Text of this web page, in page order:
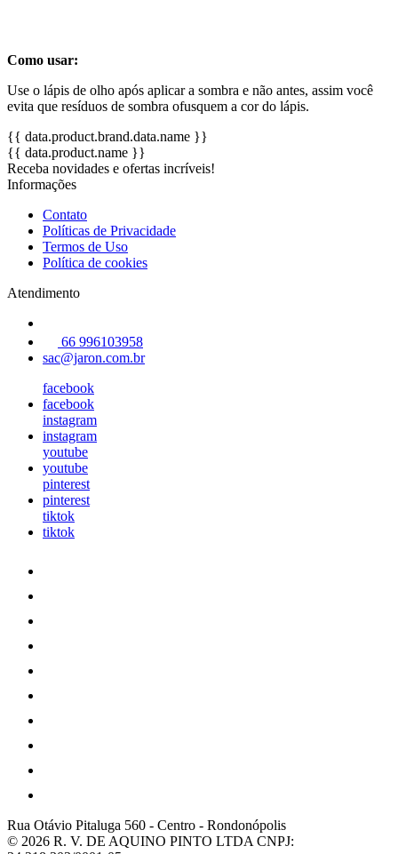
Como usar:
Use o lápis de olho após aplicar a sombra e não antes, assim você
evita que resíduos de sombra ofusquem a cor do lápis.
{{ data.product.brand.data.name }}
{{ data.product.name }}
Receba novidades e ofertas incríveis!
Informações
Contato
Políticas de Privacidade
Termos de Uso
Política de cookies
Atendimento
66 996103958
sac@jaron.com.br
facebook
facebook
instagram
instagram
youtube
youtube
pinterest
pinterest
tiktok
tiktok
Rua Otávio Pitaluga 560 - Centro - Rondonópolis
© 2026 R. V. DE AQUINO PINTO LTDA CNPJ: